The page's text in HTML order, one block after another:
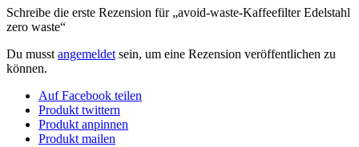
Schreibe die erste Rezension für „avoid-waste-Kaffeefilter Edelstahl
zero waste“
Du musst angemeldet sein, um eine Rezension veröffentlichen zu
können.
Auf Facebook teilen
Produkt twittern
Produkt anpinnen
Produkt mailen